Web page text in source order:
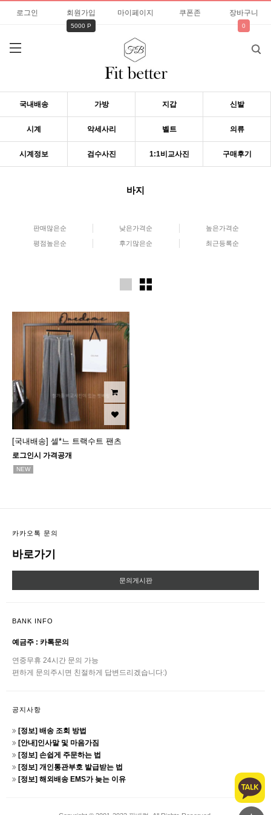
로그인 회원가입
5000 P
마이페이지 쿠폰존 장바구니
0
국내배송 가방 지갑 신발
시계 악세사리 벨트 의류
시계정보 검수사진 1:1비교사진 구매후기
바지
판매많은순 낮은가격순 높은가격순
평점높은순 후기많은순 최근등록순
[국내배송] 셀*느 트랙수트 팬츠
로그인시 가격공개
NEW
카카오톡 문의
바로가기
문의게시판
BANK INFO
예금주 : 카톡문의
연중무휴 24시간 문의 가능
편하게 문의주시면 친절하게 답변드리겠습니다:)
공지사항
[정보] 배송 조회 방법
[안내]인사말 및 마음가짐
[정보] 손쉽게 주문하는 법
[정보] 개인통관부호 발급받는 법
[정보] 해외배송 EMS가 늦는 이유